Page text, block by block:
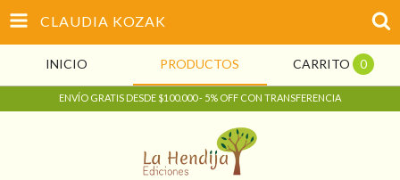
CLAUDIA KOZAK
INICIO PRODUCTOS CARRITO 0
ENVÍO GRATIS DESDE $100.000 - 5% OFF CON TRANSFERENCIA